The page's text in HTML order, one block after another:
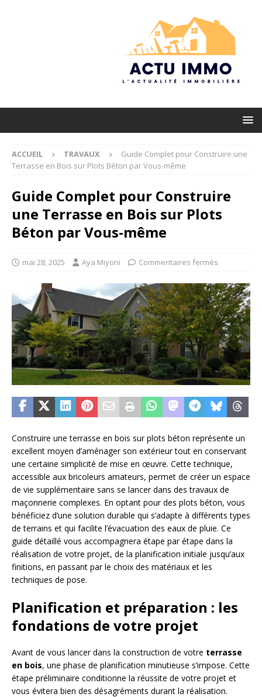
ACCUEIL TRAVAUX
Guide Complet pour Construire une
Terrasse en Bois sur Plots Béton par Vous-même
Guide Complet pour Construire
une Terrasse en Bois sur Plots
Béton par Vous-même
mai 28, 2025 Aya Miyoni Commentaires fermés
Construire une terrasse en bois sur plots béton représente un
excellent moyen d’aménager son extérieur tout en conservant
une certaine simplicité de mise en œuvre. Cette technique,
accessible aux bricoleurs amateurs, permet de créer un espace
de vie supplémentaire sans se lancer dans des travaux de
maçonnerie complexes. En optant pour des plots béton, vous
bénéficiez d’une solution durable qui s’adapte à différents types
de terrains et qui facilite l’évacuation des eaux de pluie. Ce
guide détaillé vous accompagnera étape par étape dans la
réalisation de votre projet, de la planification initiale jusqu’aux
finitions, en passant par le choix des matériaux et les
techniques de pose.
Planification et préparation : les
fondations de votre projet
Avant de vous lancer dans la construction de votre terrasse
en bois, une phase de planification minutieuse s’impose. Cette
étape préliminaire conditionne la réussite de votre projet et
vous évitera bien des désagréments durant la réalisation.